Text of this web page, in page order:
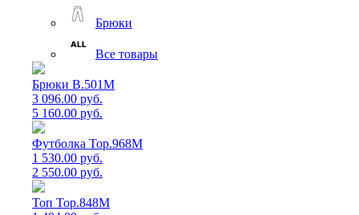
Брюки
Все товары
Брюки B.501M
3 096.00 руб.
5 160.00 руб.
Футболка Top.968M
1 530.00 руб.
2 550.00 руб.
Топ Top.848M